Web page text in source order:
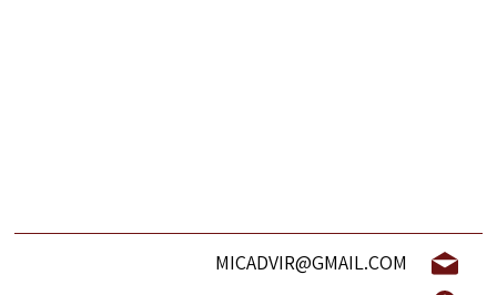
MICADVIR@GMAIL.COM